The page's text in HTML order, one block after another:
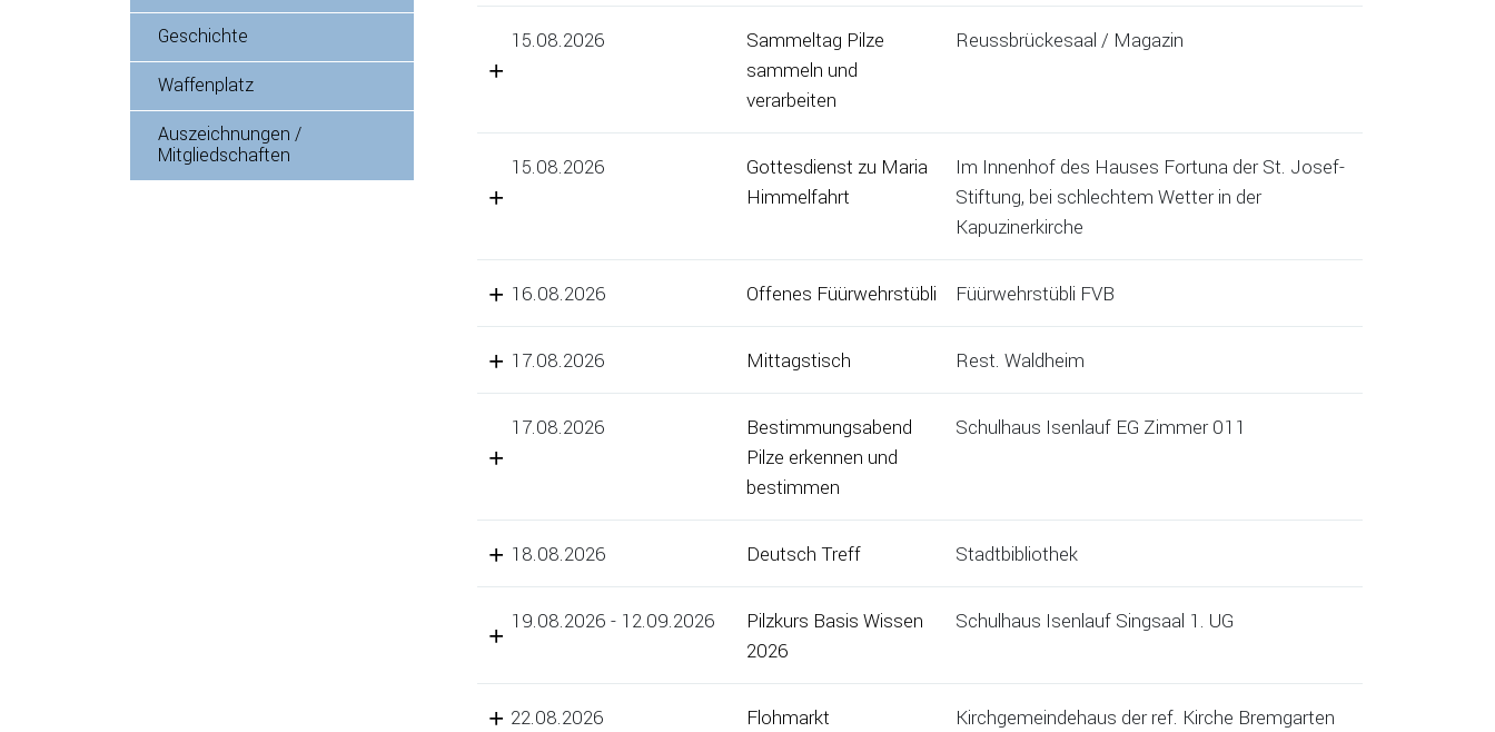
Geschichte
Waffenplatz
Auszeichnungen /
Mitgliedschaften
15.08.2026
Sammeltag Pilze
sammeln und
verarbeiten
Reussbrückesaal / Magazin
15.08.2026
Gottesdienst zu Maria
Himmelfahrt
Im Innenhof des Hauses Fortuna der St. Josef-
Stiftung, bei schlechtem Wetter in der
Kapuzinerkirche
16.08.2026 Offenes Füürwehrstübli Füürwehrstübli FVB
17.08.2026 Mittagstisch Rest. Waldheim
17.08.2026
Bestimmungsabend
Pilze erkennen und
bestimmen
Schulhaus Isenlauf EG Zimmer 011
18.08.2026 Deutsch Treff Stadtbibliothek
19.08.2026 - 12.09.2026
Pilzkurs Basis Wissen
2026
Schulhaus Isenlauf Singsaal 1. UG
22.08.2026 Flohmarkt Kirchgemeindehaus der ref. Kirche Bremgarten